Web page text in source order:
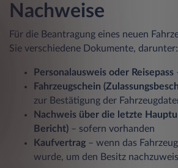
Nachweise
Für die Beantragung eines neuen
Sie verschiedene Dokumente, darunter:
Personalausweis oder Reisepass
Fahrzeugschein
zur Bestätigung der
Nachweis über die letzte
Bericht) – sofern vorhanden
Kaufvertrag – wenn das
wurde, um den Besitz